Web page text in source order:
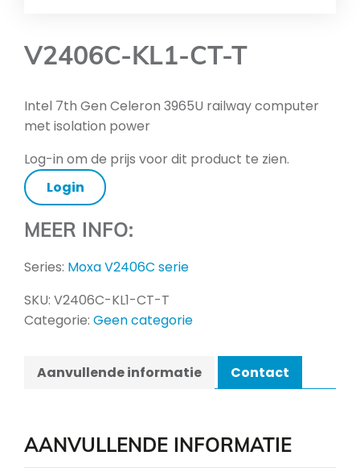
V2406C-KL1-CT-T
Intel 7th Gen Celeron 3965U railway computer
met isolation power
Log-in om de prijs voor dit product te zien.
Login
MEER INFO:
Series: Moxa V2406C serie
SKU: V2406C-KL1-CT-T
Categorie: Geen categorie
Aanvullende informatie Contact
AANVULLENDE INFORMATIE